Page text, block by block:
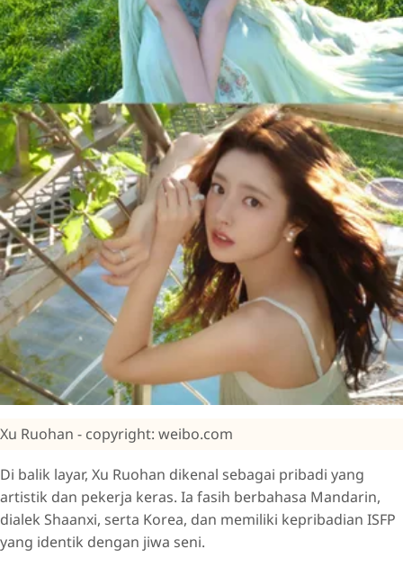
Xu Ruohan - copyright: weibo.com
Di balik layar, Xu Ruohan dikenal sebagai pribadi yang
artistik dan pekerja keras. Ia fasih berbahasa Mandarin,
dialek Shaanxi, serta Korea, dan memiliki kepribadian ISFP
yang identik dengan jiwa seni.